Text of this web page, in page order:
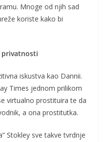
Mnoge od njih sad
koriste kako bi
privatnosti
iskustva kao Dannii.
Times jednom prilikom
virtualno prostituira te da
a ona prostitutka.
Stokley sve takve tvrdnje